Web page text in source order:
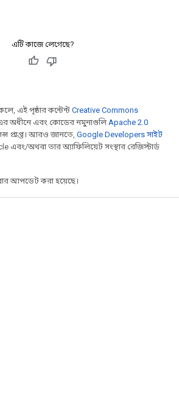
এটি কাজে লেগেছে?
এই পৃষ্ঠার কন্টেন্ট Creative Commons
অধীনে এবং কোডের নমুনাগুলিApache 2.0
প্রাপ্ত। আরও জানতে, Google Developers সাইট
এবং/অথবা তার অ্যাফিলিয়েট সংস্থার রেজিস্টার্ড
আপডেট করা হয়েছে।